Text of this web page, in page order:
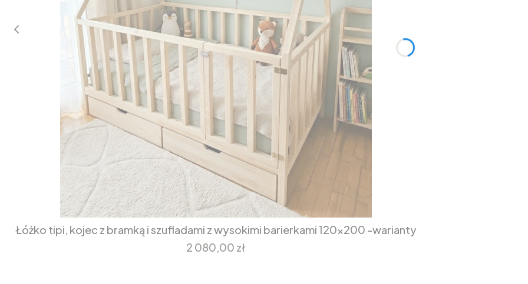
Łóżko tipi, kojec z bramką i szufladami z wysokimi barierkami 120x200 -warianty
Cena
2 080,00 zł